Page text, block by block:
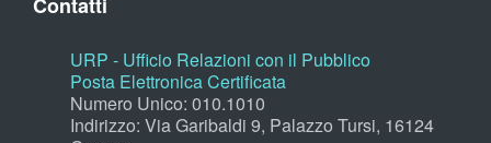
Contatti
URP - Ufficio Relazioni con il Pubblico
Posta Elettronica Certificata
Numero Unico: 010.1010
Indirizzo: Via Garibaldi 9, Palazzo Tursi, 16124